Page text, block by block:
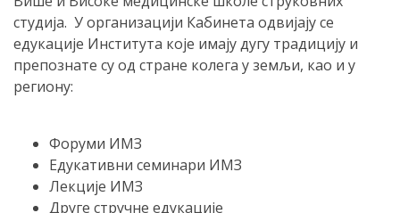
студија. У организацији Кабинета одвијају се
едукације Института које имају дугу традицију и
препознате су од стране колега у земљи, као и у
региону:
Форуми ИМЗ
Едукативни семинари ИМЗ
Лекције ИМЗ
Друге стручне едукације